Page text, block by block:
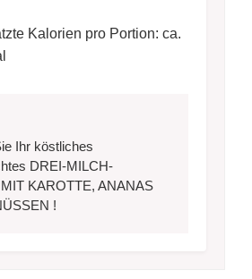
Kalorien pro Portion: ca.
Ihr köstliches
DREI-MILCH-
KAROTTE, ANANAS
!